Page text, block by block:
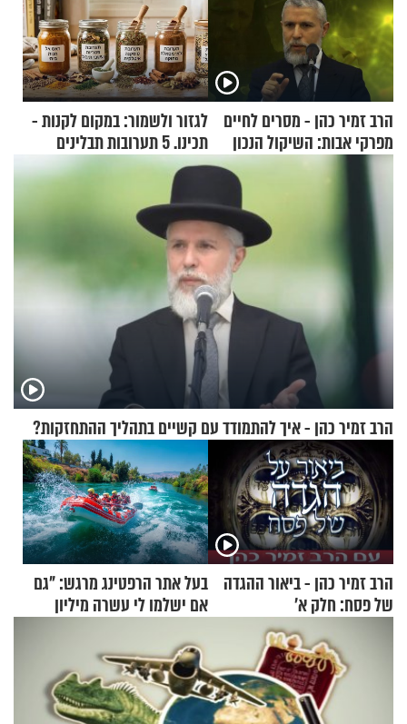
הרב זמיר כהן - מסרים לחיים
מפרקי אבות: השיקול הנכון
לגזור ולשמור: במקום לקנות -
תכינו. 5 תערובות תבלינים
שמתאימות להכל
הרב זמיר כהן - איך להתמודד עם קשיים בתהליך ההתחזקות?
הרב זמיר כהן - ביאור ההגדה
של פסח: חלק א’
בעל אתר הרפטינג מרגש: "גם
אם ישלמו לי עשרה מיליון